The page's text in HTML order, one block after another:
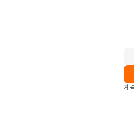
계